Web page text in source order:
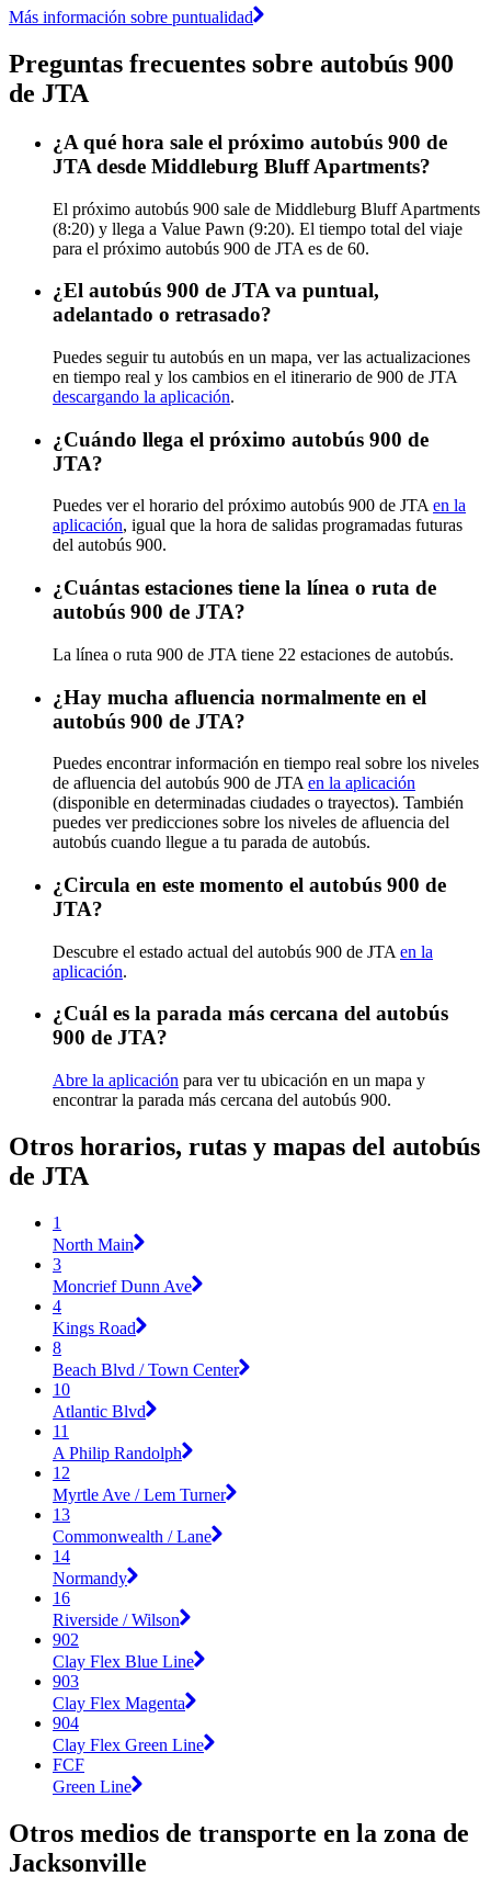
Más información sobre puntualidad
Preguntas frecuentes sobre autobús 900
de JTA
¿A qué hora sale el próximo autobús 900 de
JTA desde Middleburg Bluff Apartments?
El próximo autobús 900 sale de Middleburg Bluff Apartments
(8:20) y llega a Value Pawn (9:20). El tiempo total del viaje
para el próximo autobús 900 de JTA es de 60.
¿El autobús 900 de JTA va puntual,
adelantado o retrasado?
Puedes seguir tu autobús en un mapa, ver las actualizaciones
en tiempo real y los cambios en el itinerario de 900 de JTA
descargando la aplicación.
¿Cuándo llega el próximo autobús 900 de
JTA?
Puedes ver el horario del próximo autobús 900 de JTA en la
aplicación, igual que la hora de salidas programadas futuras
del autobús 900.
¿Cuántas estaciones tiene la línea o ruta de
autobús 900 de JTA?
La línea o ruta 900 de JTA tiene 22 estaciones de autobús.
¿Hay mucha afluencia normalmente en el
autobús 900 de JTA?
Puedes encontrar información en tiempo real sobre los niveles
de afluencia del autobús 900 de JTA en la aplicación
(disponible en determinadas ciudades o trayectos). También
puedes ver predicciones sobre los niveles de afluencia del
autobús cuando llegue a tu parada de autobús.
¿Circula en este momento el autobús 900 de
JTA?
Descubre el estado actual del autobús 900 de JTA en la
aplicación.
¿Cuál es la parada más cercana del autobús
900 de JTA?
Abre la aplicación para ver tu ubicación en un mapa y
encontrar la parada más cercana del autobús 900.
Otros horarios, rutas y mapas del autobús
de JTA
1
North Main
3
Moncrief Dunn Ave
4
Kings Road
8
Beach Blvd / Town Center
10
Atlantic Blvd
11
A Philip Randolph
12
Myrtle Ave / Lem Turner
13
Commonwealth / Lane
14
Normandy
16
Riverside / Wilson
902
Clay Flex Blue Line
903
Clay Flex Magenta
904
Clay Flex Green Line
FCF
Green Line
Otros medios de transporte en la zona de
Jacksonville